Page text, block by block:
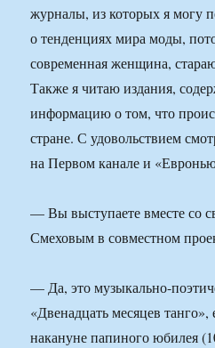
журналы, из которых я могу
о тенденциях мира моды,
современная женщина,
Также я читаю издания,
информацию о том, что
стране. С удовольствием
на Первом канале и
— Вы выступаете вместе со
Смеховым в совместном
— Да, это музыкально-
«Двенадцать месяцев танго»,
накануне папиного юбилея